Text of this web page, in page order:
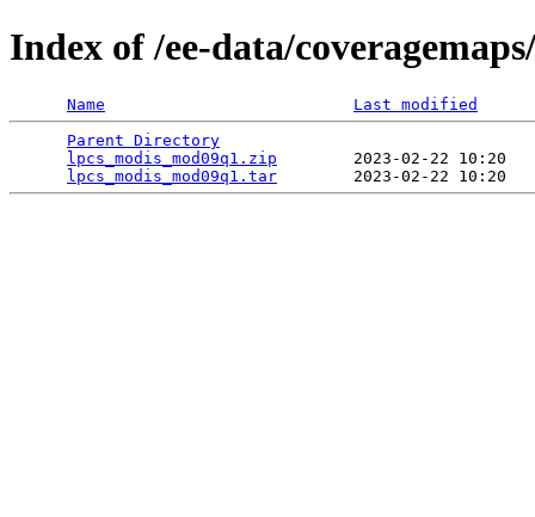
Index of /ee-data/
Name
Last modified
Parent Directory
lpcs_modis_mod09q1.zip
2023-02-22 10:20
lpcs_modis_mod09q1.tar